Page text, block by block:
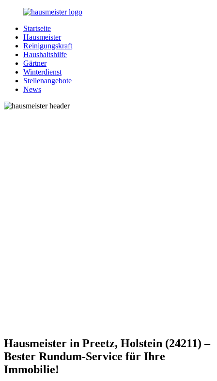
Zurück
Inhalt
Hausmeister.de
Alles
rund
Ihren
Haushalt
Startseite
Hausmeister
Reinigungskraft
Haushaltshilfe
Gärtner
Winterdienst
Stellenangebote
News
Hausmeister in Preetz, Holstein (24211) –
Bester Rundum-Service für Ihre
Immobilie!